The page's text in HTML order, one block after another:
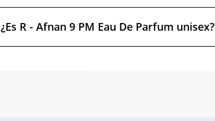
¿Es R - Afnan 9 PM Eau De Parfum unisex?